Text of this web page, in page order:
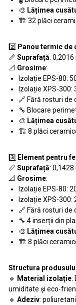
🎨 Lățimea
🏗️ 32 plăci
2️⃣ Panou termic de
📏 Suprafață: 0,2016
📐 Grosime:
Izolație EPS-80:
Izolație XPS-
🔗 Fără rosturi de
🔧 Blocare
🎨 Lățimea
🏗️ 8 plăci
3️⃣ Element pentru
📏 Suprafață: 0,1428
📐 Grosime:
Izolație EPS-80:
Izolație XPS-
🔗 Fără rosturi de
🔧 4 inserții din
🎨 Lățimea
🏗️ 8 plăci
Structura
🔹 Material izolație:
umiditate și eco-
🔹 Adeziv: